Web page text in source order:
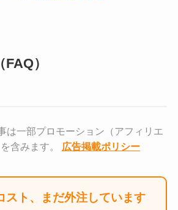
）
は一部プロモーション（アフィリエ
含みます。 広告掲載ポリシー
スト、まだ外注しています